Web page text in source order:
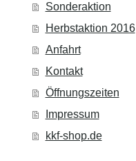
Sonderaktion
Herbstaktion 2016
Anfahrt
Kontakt
Öffnungszeiten
Impressum
kkf-shop.de